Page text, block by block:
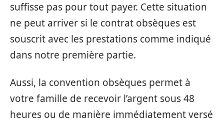
suffisse pas pour tout payer. Cette situation
ne peut arriver si le contrat obsèques est
souscrit avec les prestations comme indiqué
dans notre première partie.
Aussi, la convention obsèques permet à
votre famille de recevoir l’argent sous 48
heures ou de manière immédiatement versé